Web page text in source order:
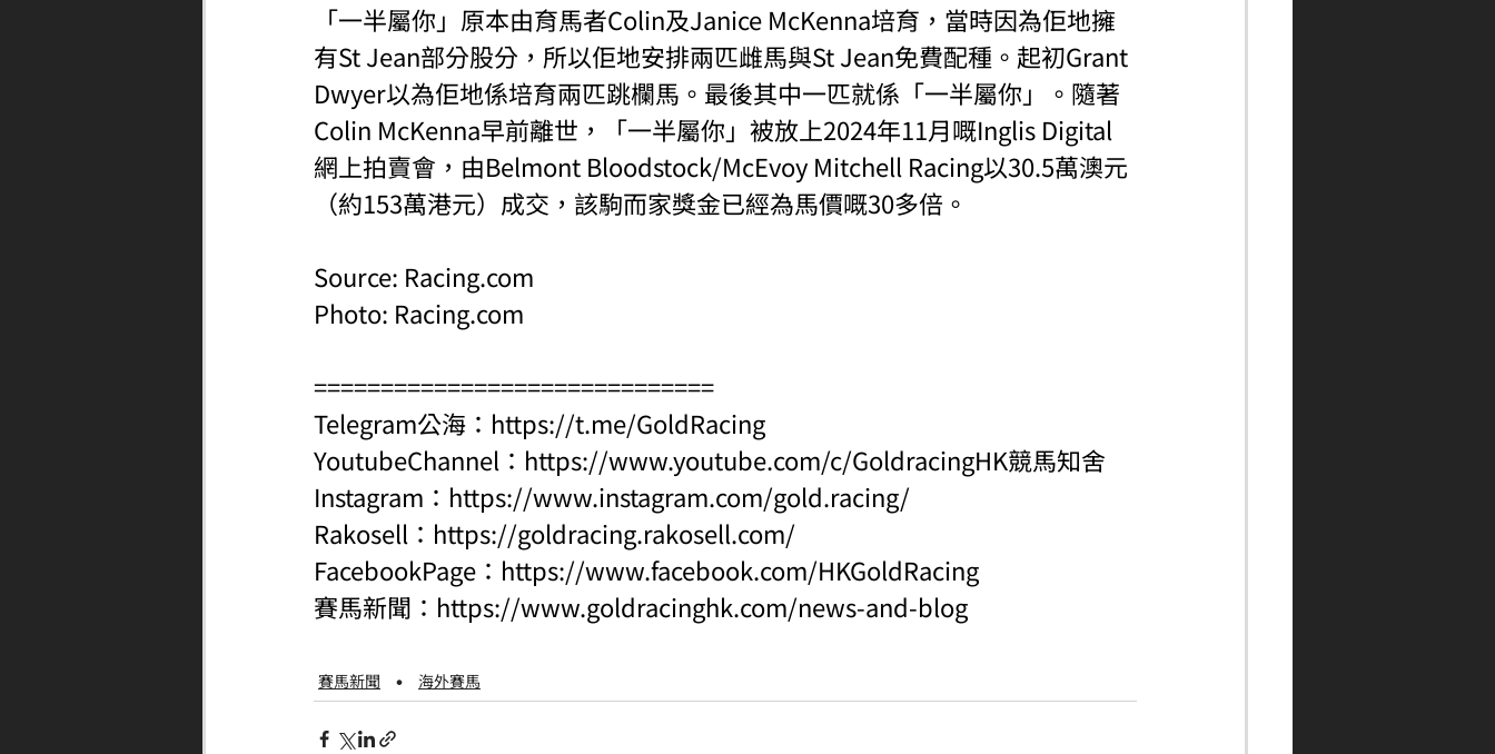
「一半屬你」原本由育馬者Colin及Janice McKenna培育，當時因為佢地擁
有St Jean部分股分，所以佢地安排兩匹雌馬與St Jean免費配種。起初Grant
Dwyer以為佢地係培育兩匹跳欄馬。最後其中一匹就係「一半屬你」。隨著
Colin McKenna早前離世，「一半屬你」被放上2024年11月嘅Inglis Digital
網上拍賣會，由Belmont Bloodstock/McEvoy Mitchell Racing以30.5萬澳元
（約153萬港元）成交，該駒而家獎金已經為馬價嘅30多倍。
Source: Racing.com
Photo: Racing.com
==============================
Telegram公海： https://t.me/GoldRacing
YoutubeChannel： https://www.youtube.com/c/GoldracingHK競馬知舍
Instagram： https://www.instagram.com/gold.racing/
Rakosell： https://goldracing.rakosell.com/
FacebookPage： https://www.facebook.com/HKGoldRacing
賽馬新聞： https://www.goldracinghk.com/news-and-blog
賽馬新聞 海外賽馬